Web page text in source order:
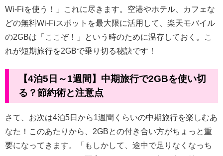
Wi-Fiを使う！」これに尽きます。空港やホテル、カフェな
どの無料Wi-Fiスポットを最大限に活用して、楽天モバイル
の2GBは「ここぞ！」という時のために温存しておく。こ
れが短期旅行を2GBで乗り切る秘訣です！
【4泊5日～1週間】中期旅行で2GBを使い切
る？節約術と注意点
さて、お次は4泊5日から1週間くらいの中期旅行を楽しむあ
なた！このあたりから、2GBとの付き合い方がちょっと重
要になってきます。「もしかして、途中で足りなくなっち